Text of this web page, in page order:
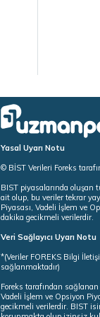
Yasal Uyarı Notu
© BİST Verileri Foreks
BIST piyasalarında oluşan
ait olup, bu veriler tekrar
Piyasası, Vadeli İşlem ve
dakika gecikmeli verilerdir.
Veri Sağlayıcı Uyarı Notu
*(Veriler FOREKS Bilgi
sağlanmaktadır)
Foreks tarafından sağlanan
Vadeli İşlem ve Opsiyon
gecikmeli verilerdir. BIST